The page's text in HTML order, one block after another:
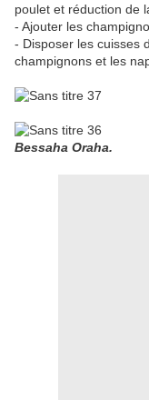
poulet et réduction de
- Ajouter les
- Disposer les cuisses
champignons et les
Bessaha Oraha.